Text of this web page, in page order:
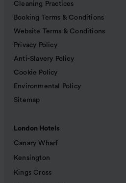
Cleaning Practices
Booking Terms & Conditions
Website Terms & Conditions
Privacy Policy
Anti-Slavery Policy
Cookie Policy
Environmental Policy
Sitemap
London Hotels
Canary Wharf
Kensington
Kings Cross